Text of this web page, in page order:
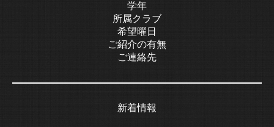
学年
所属クラブ
希望曜日
ご紹介の有無
ご連絡先
新着情報